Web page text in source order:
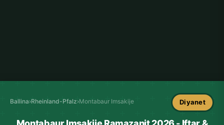
Ballina›Rheinland-Pfalz›Montabaur Imsakije Diyanet